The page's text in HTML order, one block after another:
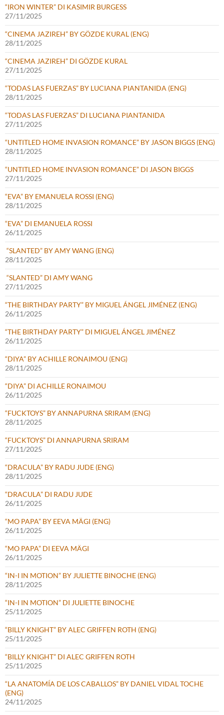
“IRON WINTER” DI KASIMIR BURGESS
27/11/2025
“CINEMA JAZIREH” BY GÖZDE KURAL (ENG)
28/11/2025
“CINEMA JAZIREH” DI GÖZDE KURAL
27/11/2025
“TODAS LAS FUERZAS” BY LUCIANA PIANTANIDA (ENG)
28/11/2025
“TODAS LAS FUERZAS” DI LUCIANA PIANTANIDA
27/11/2025
“UNTITLED HOME INVASION ROMANCE” BY JASON BIGGS (ENG)
28/11/2025
“UNTITLED HOME INVASION ROMANCE” DI JASON BIGGS
27/11/2025
“EVA” BY EMANUELA ROSSI (ENG)
28/11/2025
“EVA” DI EMANUELA ROSSI
26/11/2025
“SLANTED” BY AMY WANG (ENG)
28/11/2025
“SLANTED” DI AMY WANG
27/11/2025
“THE BIRTHDAY PARTY” BY MIGUEL ÁNGEL JIMÉNEZ (ENG)
26/11/2025
“THE BIRTHDAY PARTY” DI MIGUEL ÁNGEL JIMÉNEZ
26/11/2025
“DIYA” BY ACHILLE RONAIMOU (ENG)
28/11/2025
“DIYA” DI ACHILLE RONAIMOU
26/11/2025
“FUCKTOYS” BY ANNAPURNA SRIRAM (ENG)
28/11/2025
“FUCKTOYS” DI ANNAPURNA SRIRAM
27/11/2025
“DRACULA” BY RADU JUDE (ENG)
28/11/2025
“DRACULA” DI RADU JUDE
26/11/2025
“MO PAPA” BY EEVA MÄGI (ENG)
26/11/2025
“MO PAPA” DI EEVA MÄGI
26/11/2025
“IN-I IN MOTION” BY JULIETTE BINOCHE (ENG)
28/11/2025
“IN-I IN MOTION” DI JULIETTE BINOCHE
25/11/2025
“BILLY KNIGHT” BY ALEC GRIFFEN ROTH (ENG)
25/11/2025
“BILLY KNIGHT” DI ALEC GRIFFEN ROTH
25/11/2025
“LA ANATOMÍA DE LOS CABALLOS” BY DANIEL VIDAL TOCHE
(ENG)
24/11/2025